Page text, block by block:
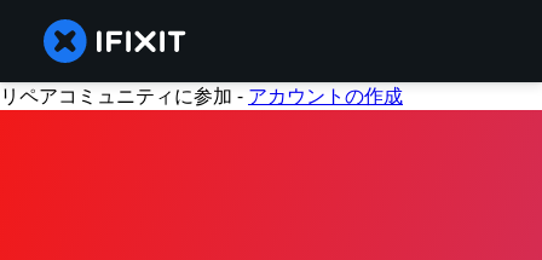
リペアコミュニティに参加 - アカウントの作成